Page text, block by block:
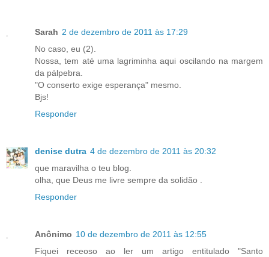
Sarah 2 de dezembro de 2011 às 17:29
No caso, eu (2).
Nossa, tem até uma lagriminha aqui oscilando na margem
da pálpebra.
"O conserto exige esperança" mesmo.
Bjs!
Responder
denise dutra 4 de dezembro de 2011 às 20:32
que maravilha o teu blog.
olha, que Deus me livre sempre da solidão .
Responder
Anônimo 10 de dezembro de 2011 às 12:55
Fiquei receoso ao ler um artigo entitulado "Santo